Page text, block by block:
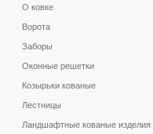
О ковке
Ворота
Заборы
Оконные решетки
Козырьки кованые
Лестницы
Ландшафтные кованые изделия